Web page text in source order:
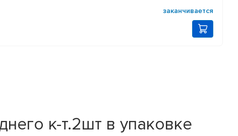
заканчивается
к-т.2шт в упаковке